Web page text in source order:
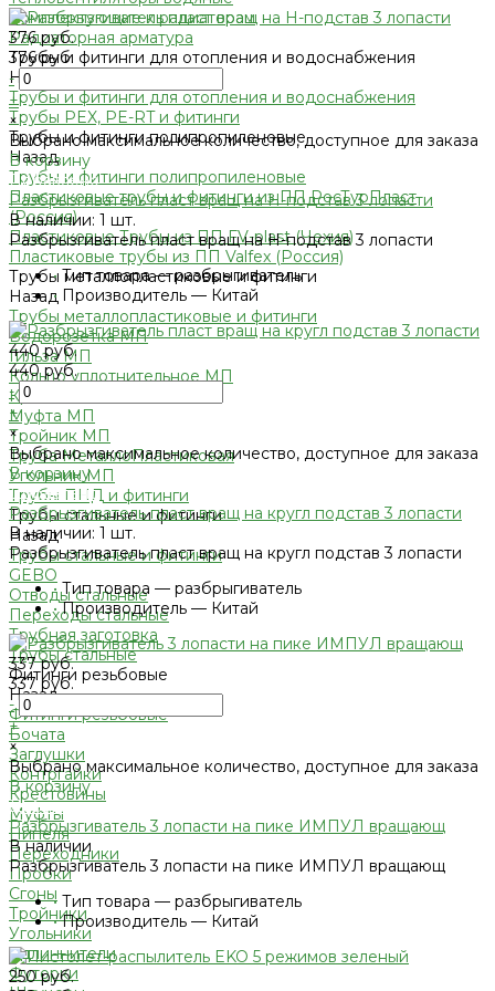
Комплектующие к радиаторам
Радиаторная арматура
Трубы и фитинги для отопления и водоснабжения
Назад
Трубы и фитинги для отопления и водоснабжения
Трубы PEX, PE-RT и фитинги
Трубы и фитинги полипропиленовые
Назад
Трубы и фитинги полипропиленовые
Пластиковые трубы и фитинги из ПП РосТурПласт
(Россия)
Пластиковые Трубы из ПП FV-plast (Чехия)
Пластиковые трубы из ПП Valfex (Россия)
Трубы металлопластиковые и фитинги
Назад
Трубы металлопластиковые и фитинги
Водорозетка МП
Гильза МП
Кольцо уплотнительное МП
Крестовина МП
Муфта МП
Тройник МП
Труба МеталлоПластиковая
Угольник МП
Трубы ПНД и фитинги
Трубы стальные и фитинги
Назад
Трубы стальные и фитинги
GEBO
Отводы стальные
Переходы стальные
Трубная заготовка
Трубы стальные
Фитинги резьбовые
Назад
Фитинги резьбовые
Бочата
Заглушки
Контргайки
Крестовины
Муфты
Нипеля
Переходники
Пробки
Сгоны
Тройники
Угольники
Удлиннители
Футорки
376 руб.
376 руб.
-
+
×
Выбрано максимальное количество, доступное для заказа
В корзину
Добавлено
Разбрызгиватель пласт вращ на Н-подстав 3 лопасти
В наличии: 1 шт.
Разбрызгиватель пласт вращ на Н-подстав 3 лопасти
•Тип товара — разбрыгиватель
• Производитель — Китай
440 руб.
440 руб.
-
+
×
Выбрано максимальное количество, доступное для заказа
В корзину
Добавлено
Разбрызгиватель пласт вращ на кругл подстав 3 лопасти
В наличии: 1 шт.
Разбрызгиватель пласт вращ на кругл подстав 3 лопасти
•Тип товара — разбрыгиватель
•Производитель — Китай
337 руб.
337 руб.
-
+
×
Выбрано максимальное количество, доступное для заказа
В корзину
Добавлено
Разбрызгиватель 3 лопасти на пике ИМПУЛ вращающ
В наличии
Разбрызгиватель 3 лопасти на пике ИМПУЛ вращающ
• Тип товара — разбрыгиватель
•Производитель — Китай
250 руб.